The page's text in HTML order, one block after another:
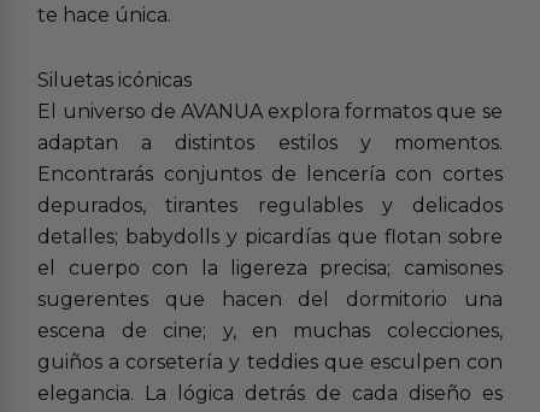
te hace única.
Siluetas icónicas
El universo de AVANUA explora formatos que se
adaptan a distintos estilos y momentos.
Encontrarás conjuntos de lencería con cortes
depurados, tirantes regulables y delicados
detalles; babydolls y picardías que flotan sobre
el cuerpo con la ligereza precisa; camisones
sugerentes que hacen del dormitorio una
escena de cine; y, en muchas colecciones,
guiños a corsetería y teddies que esculpen con
elegancia. La lógica detrás de cada diseño es